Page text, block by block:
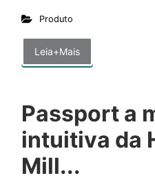
Produto
Leia+Mais
Passport a
intuitiva da
Mill...